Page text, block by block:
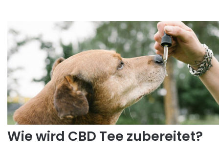
Wie wird CBD Tee zubereitet?